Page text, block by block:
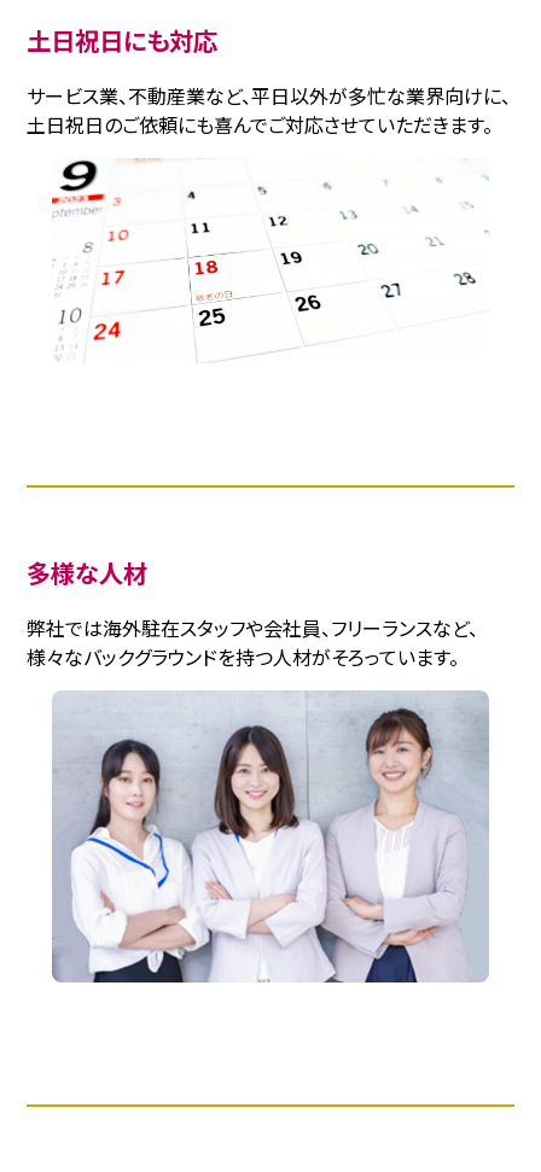
土日祝日にも対応
サービス業、不動産業など、平日以外が多忙な業界向けに、
土日祝日のご依頼にも喜んでご対応させていただきます。
多様な人材
弊社では海外駐在スタッフや会社員、フリーランスなど、
様々なバックグラウンドを持つ人材がそろっています。